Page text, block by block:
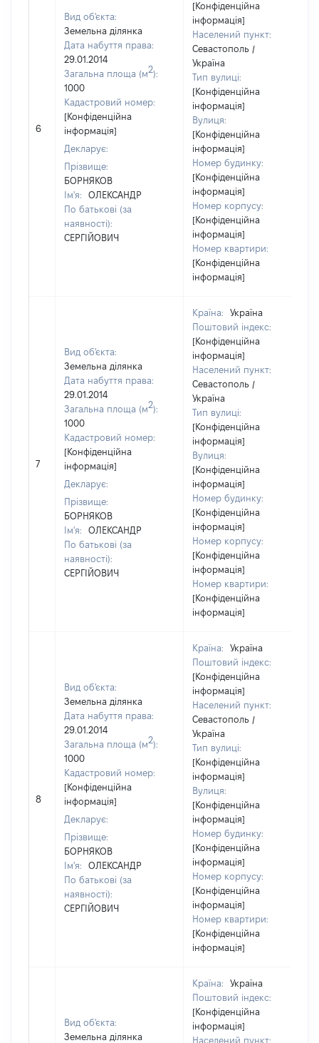
6
Вид об'єкта:
Земельна ділянка
Дата набуття права:
29.01.2014
Загальна площа (м2):
1000
Кадастровий номер:
[Конфіденційна
інформація]
Декларує:
Прізвище:
БОРНЯКОВ
Ім'я:
ОЛЕКСАНДР
По батькові (за
наявності):
СЕРГІЙОВИЧ
[Конфіденційна
інформація]
Населений пункт:
Севастополь /
Україна
Тип вулиці:
[Конфіденційна
інформація]
Вулиця:
[Конфіденційна
інформація]
Номер будинку:
[Конфіденційна
інформація]
Номер корпусу:
[Конфіденційна
інформація]
Номер квартири:
[Конфіденційна
інформація]
7
Вид об'єкта:
Земельна ділянка
Дата набуття права:
29.01.2014
Загальна площа (м2):
1000
Кадастровий номер:
[Конфіденційна
інформація]
Декларує:
Прізвище:
БОРНЯКОВ
Ім'я:
ОЛЕКСАНДР
По батькові (за
наявності):
СЕРГІЙОВИЧ
Країна:
Україна
Поштовий індекс:
[Конфіденційна
інформація]
Населений пункт:
Севастополь /
Україна
Тип вулиці:
[Конфіденційна
інформація]
Вулиця:
[Конфіденційна
інформація]
Номер будинку:
[Конфіденційна
інформація]
Номер корпусу:
[Конфіденційна
інформація]
Номер квартири:
[Конфіденційна
інформація]
8
Вид об'єкта:
Земельна ділянка
Дата набуття права:
29.01.2014
Загальна площа (м2):
1000
Кадастровий номер:
[Конфіденційна
інформація]
Декларує:
Прізвище:
БОРНЯКОВ
Ім'я:
ОЛЕКСАНДР
По батькові (за
наявності):
СЕРГІЙОВИЧ
Країна:
Україна
Поштовий індекс:
[Конфіденційна
інформація]
Населений пункт:
Севастополь /
Україна
Тип вулиці:
[Конфіденційна
інформація]
Вулиця:
[Конфіденційна
інформація]
Номер будинку:
[Конфіденційна
інформація]
Номер корпусу:
[Конфіденційна
інформація]
Номер квартири:
[Конфіденційна
інформація]
Вид об'єкта:
Земельна ділянка
Країна:
Україна
Поштовий індекс:
[Конфіденційна
інформація]
Населений пункт: